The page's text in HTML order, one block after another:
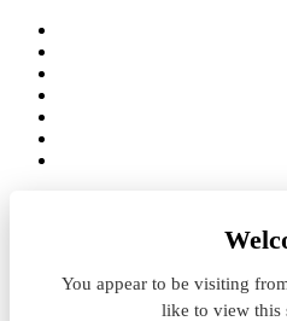
You appear to be visiting
like to view this
Lesznowola
Wola Mrokowska